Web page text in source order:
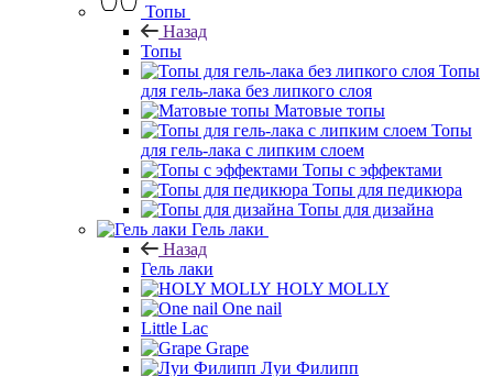
Топы
Назад
Топы
Топы
для гель-лака без липкого слоя
Матовые топы
Топы
для гель-лака с липким слоем
Топы с эффектами
Топы для педикюра
Топы для дизайна
Гель лаки
Назад
Гель лаки
HOLY MOLLY
One nail
Little Lac
Grape
Луи Филипп